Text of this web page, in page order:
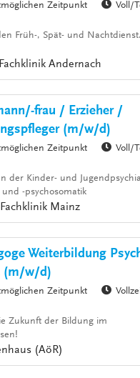
Zeitpunkt
Voll/
Früh-, Spät- und
Andernach
frau / Erzieher /
(m/w/d)
Zeitpunkt
Voll/
der Kinder- und
-psychosomatik
Mainz
Weiterbildung
(m/w/d)
Zeitpunkt
Zukunft der Bildung im
(AöR)